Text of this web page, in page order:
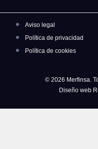
Aviso legal
Política de privacidad
Política de cookies
© 2026 Merfinsa.
Diseño web